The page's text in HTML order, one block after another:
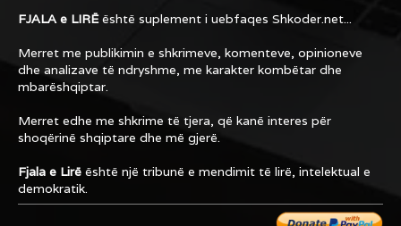
FJALA e LIRËështë suplement i uebfaqes Shkoder.net...
Merret me publikimin e shkrimeve, komenteve, opinioneve
dhe analizave të ndryshme, me karakter kombëtar dhe
mbarëshqiptar.
Merret edhe me shkrime të tjera, që kanë interes për
shoqërinë shqiptare dhe më gjerë.
Fjala e Lirë është një tribunë e mendimit të lirë, intelektual e
demokratik.